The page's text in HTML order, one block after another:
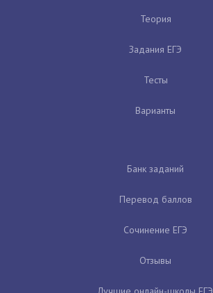
Теория
Задания ЕГЭ
Тесты
Варианты
Банк заданий
Перевод баллов
Сочинение ЕГЭ
Отзывы